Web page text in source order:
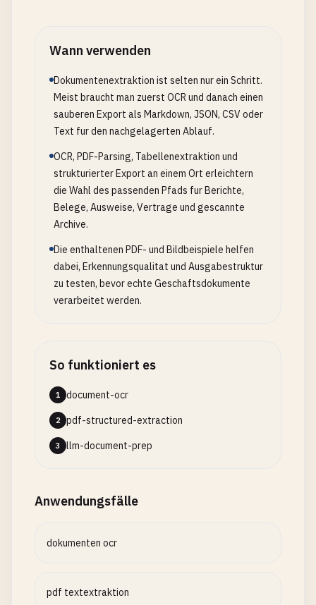
Wann verwenden
Dokumentenextraktion ist selten nur ein Schritt.
Meist braucht man zuerst OCR und danach einen
sauberen Export als Markdown, JSON, CSV oder
Text fur den nachgelagerten Ablauf.
OCR, PDF-Parsing, Tabellenextraktion und
strukturierter Export an einem Ort erleichtern
die Wahl des passenden Pfads fur Berichte,
Belege, Ausweise, Vertrage und gescannte
Archive.
Die enthaltenen PDF- und Bildbeispiele helfen
dabei, Erkennungsqualitat und Ausgabestruktur
zu testen, bevor echte Geschaftsdokumente
verarbeitet werden.
So funktioniert es
1 document-ocr
2 pdf-structured-extraction
3 llm-document-prep
Anwendungsfälle
dokumenten ocr
pdf textextraktion